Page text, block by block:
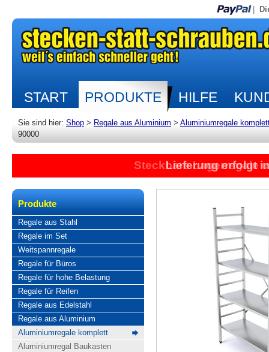
START PRODUKTE HILFE
Sie sind hier: Shop > Regale aus Aluminium > Aluminiumregale
90000
Steckbare Lagerregale
Lieferung erfolgt
Produkte
Regale aus Stahl
Regale im Set
Weitspannregale
Regale für Büros
Regale für hohe Belastung
Regale für Reifen
Regale aus Edelstahl
Regale aus Aluminium
Aluminiumregale komplett
Aluminiumregal Baukasten